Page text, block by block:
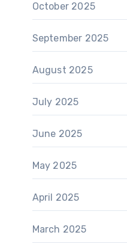
October 2025
September 2025
August 2025
July 2025
June 2025
May 2025
April 2025
March 2025